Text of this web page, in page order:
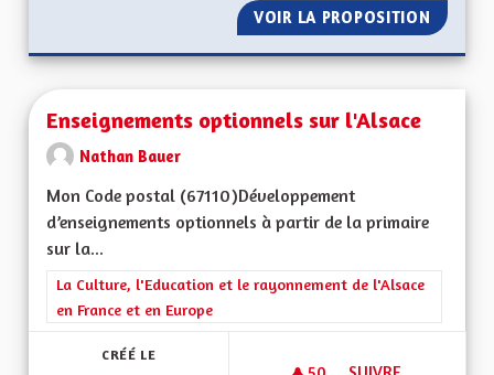
VOIR LA PROPOSITION
Enseignements optionnels sur l'Alsace
Nathan Bauer
Mon Code postal (67110)Développement
d’enseignements optionnels à partir de la primaire
sur la...
Filtrer les résultats de la catégorie : La Culture, l'Education et
La Culture, l'Education et le rayonnement de l'Alsace
en France et en Europe
CRÉÉ LE